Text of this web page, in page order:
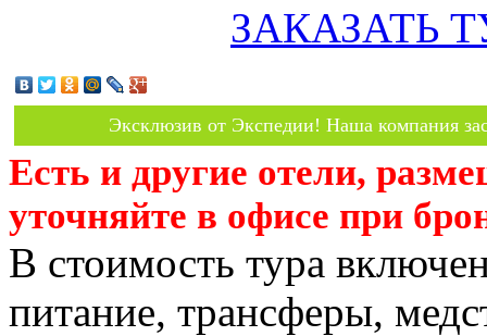
ЗАКАЗАТЬ
Эксклюзив от Экспедии! Наша компания
Есть и другие отели,
уточняйте в офисе при
В стоимость тура
питание, трансферы,